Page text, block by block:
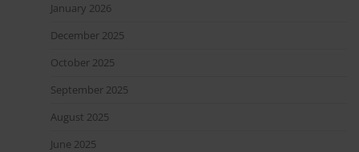
January 2026
December 2025
October 2025
September 2025
August 2025
June 2025